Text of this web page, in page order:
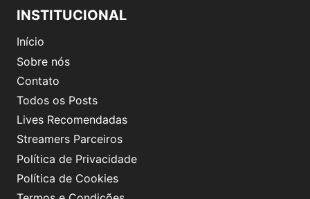
INSTITUCIONAL
Início
Sobre nós
Contato
Todos os Posts
Lives Recomendadas
Streamers Parceiros
Política de Privacidade
Política de Cookies